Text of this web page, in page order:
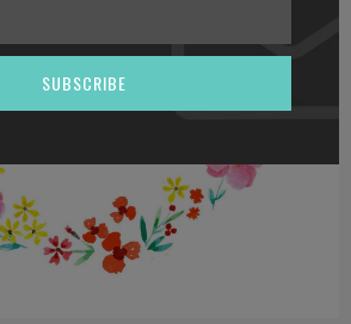
SUBSCRIBE